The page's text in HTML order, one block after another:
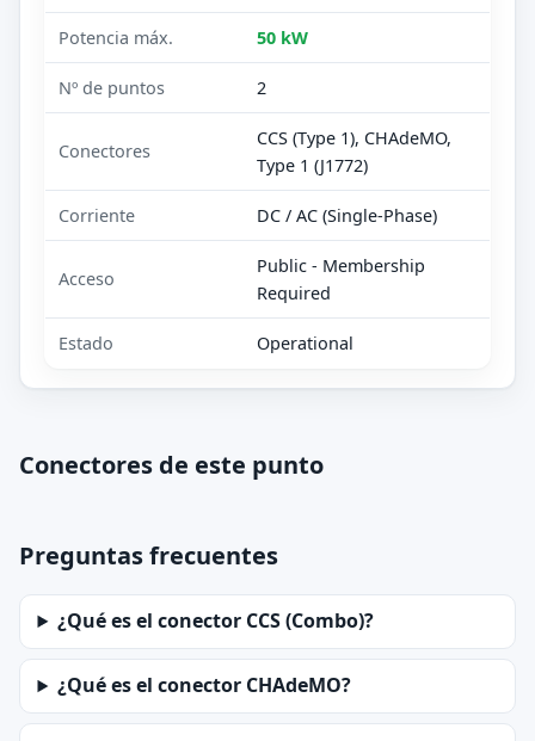
Potencia máx. 50 kW
Nº de puntos 2
Conectores
CCS (Type 1), CHAdeMO,
Type 1 (J1772)
Corriente DC / AC (Single-Phase)
Acceso
Public - Membership
Required
Estado Operational
Conectores de este punto
Preguntas frecuentes
¿Qué es el conector CCS (Combo)?
¿Qué es el conector CHAdeMO?